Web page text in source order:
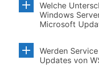
Welche
Windows
Microsoft
Werden
Updates von